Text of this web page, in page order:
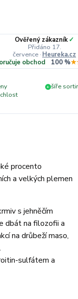
Ověřený zákazník ✓
Přidáno 17.
července · Heureka.cz
obchod 100 %
+ šíře
procento
a velkých plemen
s jehněčím
dbát na filozofii a
na drůbeží maso,
sulfátem a